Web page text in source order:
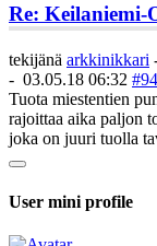
Re: Keilaniemi-
tekijänä arkkinikkari
- 03.05.18 06:32
Tuota miestentien
rajoittaa aika paljon
joka on juuri tuolla
User mini profile